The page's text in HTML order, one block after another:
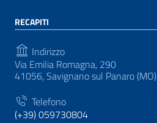
RECAPITI
Indirizzo
Via Emilia Romagna, 290
41056, Savignano sul Panaro (MO)
Telefono
(+39) 059730804